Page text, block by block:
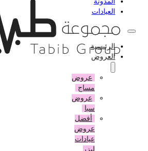
العيادات
الرئيسية
العروض
عروض
مساج
عروض
أفضل
عروض
عيادات